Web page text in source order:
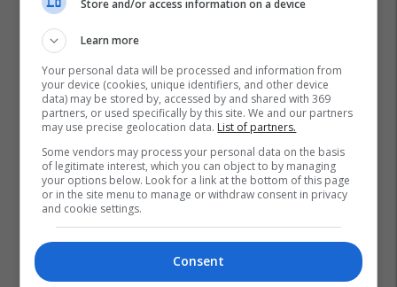
Store and/or access information on a device
Learn more
Your personal data will be processed and information from
your device (cookies, unique identifiers, and other device
data) may be stored by, accessed by and shared with 369
partners, or used specifically by this site. We and our partners
may use precise geolocation data. List of partners.
Some vendors may process your personal data on the basis
of legitimate interest, which you can object to by managing
your options below. Look for a link at the bottom of this page
or in the site menu to manage or withdraw consent in privacy
and cookie settings.
Consent